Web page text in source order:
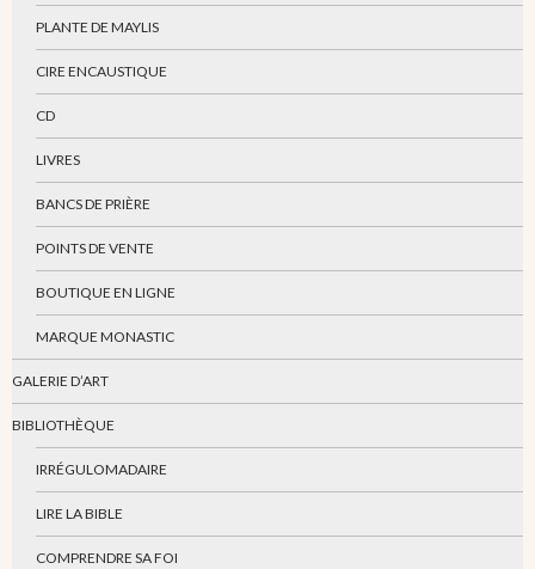
PLANTE DE MAYLIS
CIRE ENCAUSTIQUE
CD
LIVRES
BANCS DE PRIÈRE
POINTS DE VENTE
BOUTIQUE EN LIGNE
MARQUE MONASTIC
GALERIE D’ART
BIBLIOTHÈQUE
IRRÉGULOMADAIRE
LIRE LA BIBLE
COMPRENDRE SA FOI